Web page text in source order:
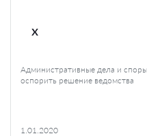
x
Административные дела и
оспорить решение ведомства
1.01.2020